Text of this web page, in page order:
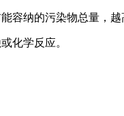
容纳的污染物总量，越
化学反应。